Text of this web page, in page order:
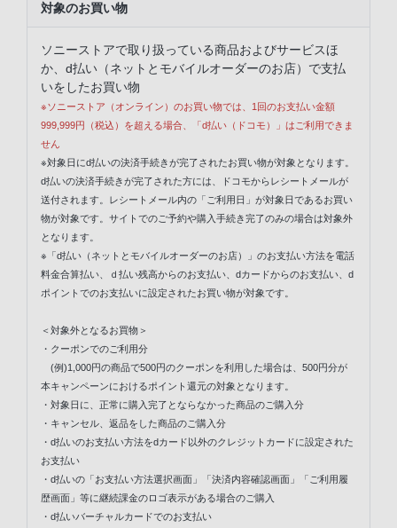
対象のお買い物
ソニーストアで取り扱っている商品およびサービスほ
か、d払い（ネットとモバイルオーダーのお店）で支払
いをしたお買い物
※ソニーストア（オンライン）のお買い物では、1回のお支払い金額
999,999円（税込）を超える場合、「d払い（ドコモ）」はご利用できま
せん
※対象日にd払いの決済手続きが完了されたお買い物が対象となります。
d払いの決済手続きが完了された方には、ドコモからレシートメールが
送付されます。レシートメール内の「ご利用日」が対象日であるお買い
物が対象です。サイトでのご予約や購入手続き完了のみの場合は対象外
となります。
※「d払い（ネットとモバイルオーダーのお店）」のお支払い方法を電話
料金合算払い、ｄ払い残高からのお支払い、dカードからのお支払い、d
ポイントでのお支払いに設定されたお買い物が対象です。
＜対象外となるお買物＞
・クーポンでのご利用分
(例)1,000円の商品で500円のクーポンを利用した場合は、500円分が
本キャンペーンにおけるポイント還元の対象となります。
・対象日に、正常に購入完了とならなかった商品のご購入分
・キャンセル、返品をした商品のご購入分
・d払いのお支払い方法をdカード以外のクレジットカードに設定された
お支払い
・d払いの「お支払い方法選択画面」「決済内容確認画面」「ご利用履
歴画面」等に継続課金のロゴ表示がある場合のご購入
・d払いバーチャルカードでのお支払い